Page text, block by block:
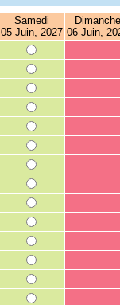
Samedi
05 Juin, 2027
Dimanche
06 Juin,